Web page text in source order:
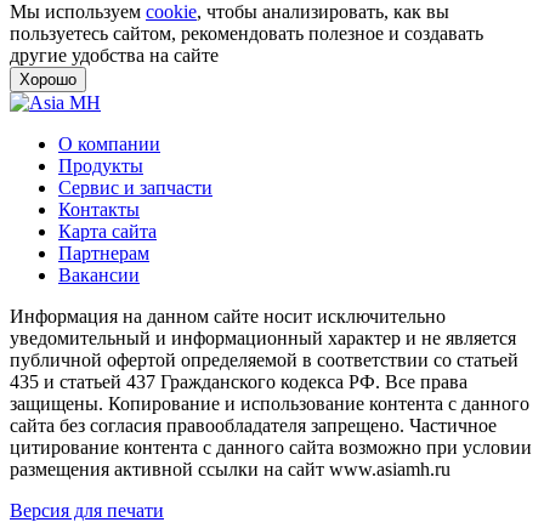
Мы используем cookie, чтобы анализировать, как вы
пользуетесь сайтом, рекомендовать полезное и создавать
другие удобства на сайте
Хорошо
О компании
Продукты
Сервис и запчасти
Контакты
Карта сайта
Партнерам
Вакансии
Информация на данном сайте носит исключительно
уведомительный и информационный характер и не является
публичной офертой определяемой в соответствии со статьей
435 и статьей 437 Гражданского кодекса РФ. Все права
защищены. Копирование и использование контента с данного
сайта без согласия правообладателя запрещено. Частичное
цитирование контента с данного сайта возможно при условии
размещения активной ссылки на сайт www.asiamh.ru
Версия для печати